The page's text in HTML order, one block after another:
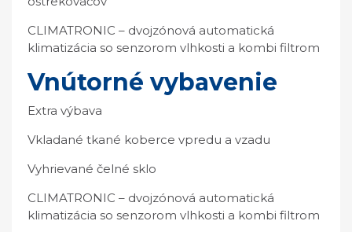
CLIMATRONIC – dvojzónová automatická
klimatizácia so senzorom vlhkosti a kombi filtrom
Vnútorné vybavenie
Extra výbava
Vkladané tkané koberce vpredu a vzadu
Vyhrievané čelné sklo
CLIMATRONIC – dvojzónová automatická
klimatizácia so senzorom vlhkosti a kombi filtrom